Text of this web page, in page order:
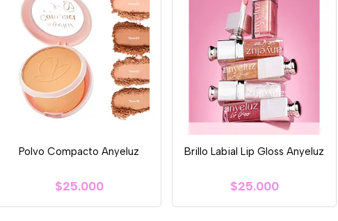
Polvo Compacto Anyeluz
$25.000
Brillo Labial Lip Gloss Anyeluz
$25.000